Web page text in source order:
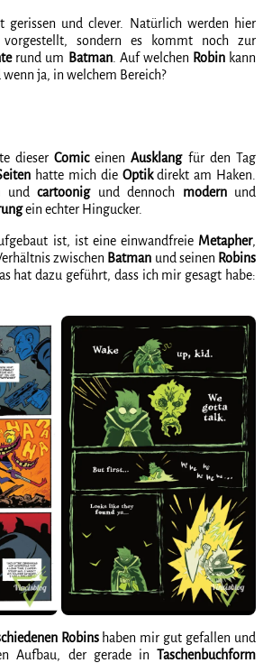
und clever. Natürlich werden hier
vorgestellt, sondern es kommt noch zur
rund um Batman. Auf welchen Robinkann
wenn ja, in welchem Bereich?
dieser ComiceinenAusklangfür den Tag
hatte mich die Optikdirekt am Haken.
undcartoonigund dennoch modernund
ein echter Hingucker.
ist, ist eine einwandfreie Metapher,
zwischen Batman und seinen Robins
hat dazu geführt, dass ich mir gesagt habe:
Robinshaben mir gut gefallen und
Aufbau, der gerade in Taschenbuchform